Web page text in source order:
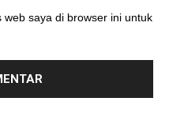
saya di browser ini untuk